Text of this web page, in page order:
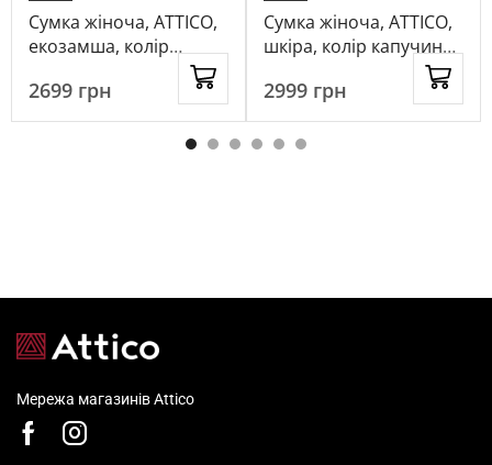
Сумка жіноча, ATTICO,
екозамша, колір
2699 грн
Сумка жіноча, ATTICO,
шкіра, колір капучино,
2999 грн
Мережа магазинів Attico